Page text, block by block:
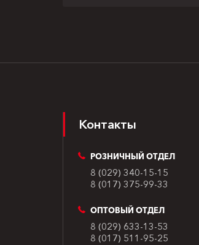
Контакты
РОЗНИЧНЫЙ ОТДЕЛ
8 (029) 340-15-15
8 (017) 375-99-33
ОПТОВЫЙ ОТДЕЛ
8 (029) 633-13-53
8 (017) 511-95-25